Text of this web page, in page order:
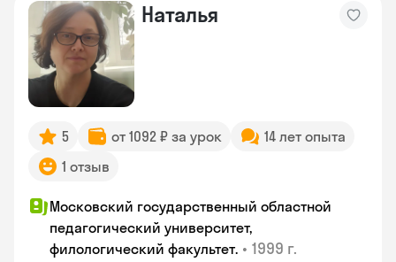
Наталья
5 от 1092 ₽ за урок
14 лет опыта
1 отзыв
Московский государственный областной
педагогический университет,
филологический факультет. • 1999 г.